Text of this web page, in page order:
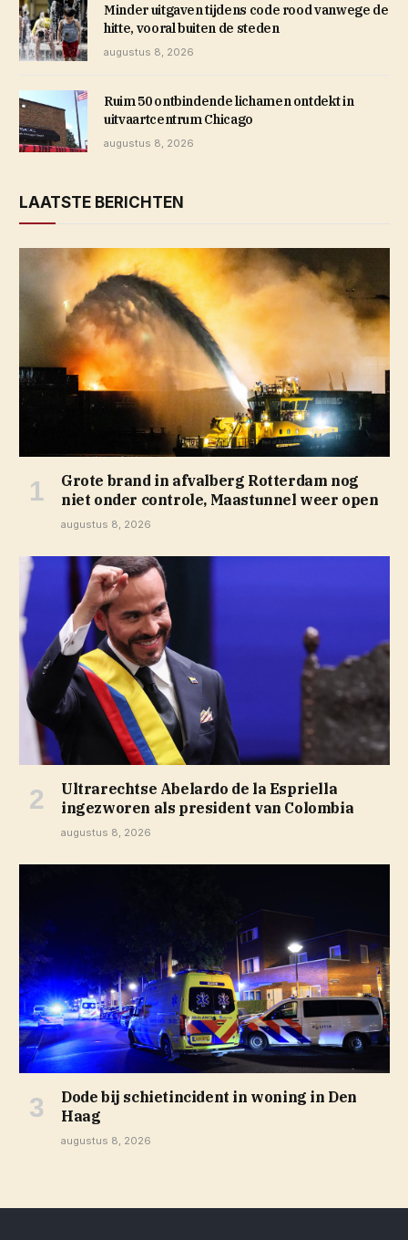
Minder uitgaven tijdens code rood vanwege de
hitte, vooral buiten de steden
augustus 8, 2026
Ruim 50 ontbindende lichamen ontdekt in
uitvaartcentrum Chicago
augustus 8, 2026
LAATSTE BERICHTEN
Grote brand in afvalberg Rotterdam nog
niet onder controle, Maastunnel weer open
augustus 8, 2026
Ultrarechtse Abelardo de la Espriella
ingezworen als president van Colombia
augustus 8, 2026
Dode bij schietincident in woning in Den
Haag
augustus 8, 2026